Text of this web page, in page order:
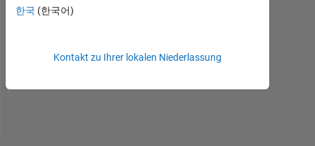
No
received
한국 (한국어)
Kontakt zu Ihrer lokalen Niederlassung